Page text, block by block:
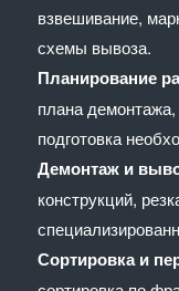
взвешивание,
схемы вывоза.
Планирование
плана демонтажа,
подготовка
Демонтаж и
конструкций,
Сортировка и